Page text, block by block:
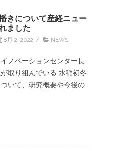
きについて産経ニュー
ました
8月 2, 2022 / NEWS
ノベーションセンター長
取り組んでいる 水稲初冬
いて、研究概要や今後の